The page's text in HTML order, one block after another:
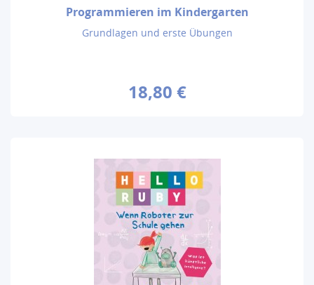
Programmieren im Kindergarten
Grundlagen und erste Übungen
18,80 €